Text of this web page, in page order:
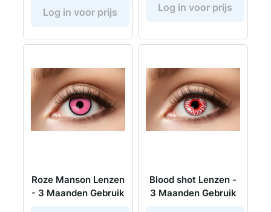
Log in voor prijs Log in voor prijs
Roze Manson Lenzen
- 3 Maanden Gebruik
Blood shot Lenzen -
3 Maanden Gebruik